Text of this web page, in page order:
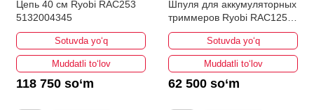
Цепь 40 см Ryobi RAC253
5132004345
Sotuvda yo‘q
Muddatli to‘lov
118 750 so‘m
Шпуля для аккумуляторных
триммеров Ryobi RAC125
(3 шт.) 5132002434
Sotuvda yo‘q
Muddatli to‘lov
62 500 so‘m